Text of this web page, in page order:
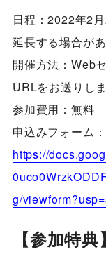
日程：2022年2
延長する場合が
開催方法：Web
URLをお送りしま
参加費用：無料
申込みフォーム：
https://
g/
【参加特典】